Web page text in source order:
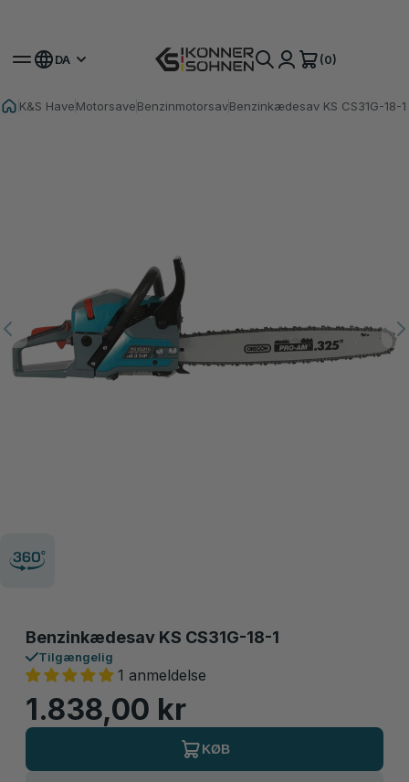
DA (0)
K&S HaveMotorsaveBenzinmotorsavBenzinkædesav KS CS31G-18-1
Benzinkædesav KS CS31G-18-1
Tilgængelig
1 anmeldelse
1.838,00 kr
KØB